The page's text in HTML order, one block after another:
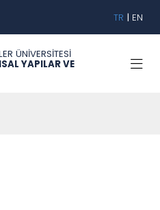
TR | EN
ÜNİVERSİTESİ
YAPILAR VE